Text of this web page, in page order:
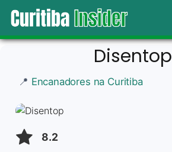
Disentop
📍 Encanadores na Curitiba
8.2